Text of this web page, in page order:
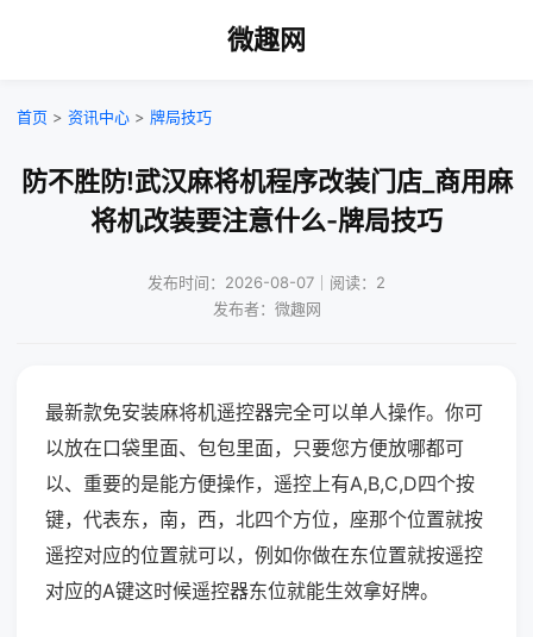
微趣网
首页 > 资讯中心 > 牌局技巧
防不胜防!武汉麻将机程序改装门店_商用麻
将机改装要注意什么-牌局技巧
发布时间：2026-08-07｜阅读：2
发布者：微趣网
最新款免安装麻将机遥控器完全可以单人操作。你可
以放在口袋里面、包包里面，只要您方便放哪都可
以、重要的是能方便操作，遥控上有A,B,C,D四个按
键，代表东，南，西，北四个方位，座那个位置就按
遥控对应的位置就可以，例如你做在东位置就按遥控
对应的A键这时候遥控器东位就能生效拿好牌。